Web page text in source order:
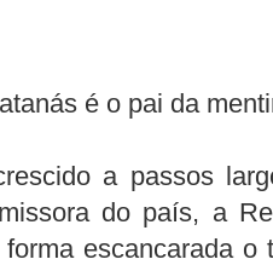
é o pai da
a passos
do país, a
escancarada o